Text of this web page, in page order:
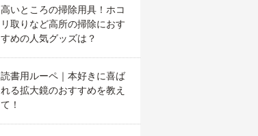
高いところの掃除用具！ホコ
リ取りなど高所の掃除におす
すめの人気グッズは？
読書用ルーペ｜本好きに喜ば
れる拡大鏡のおすすめを教え
て！